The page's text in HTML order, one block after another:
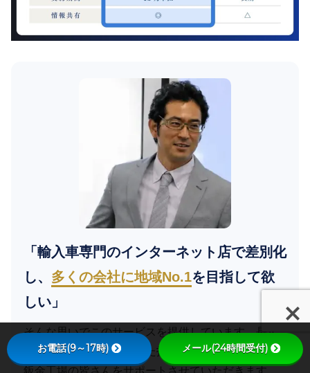
「輸入車専門のインターネット店で差別化
し、 多くの会社に地域No.1を目指して欲
しい」
そんな思いでこのサービスを提供しています。長年
のインターネットで培った技術力で、自動車整備・
鈑金工場の皆さんをサポートさせていただきます。
お電話(9～17時) メール(24時間受付)